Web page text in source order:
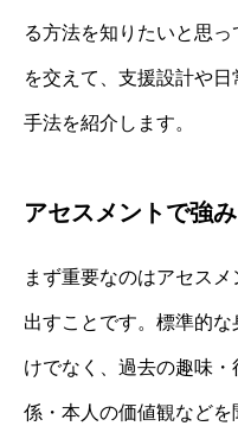
る方法を知りたいと思
を交えて、支援設計や
手法を紹介します。
アセスメントで強
まず重要なのはアセス
出すことです。標準的
けでなく、過去の趣味
係・本人の価値観など